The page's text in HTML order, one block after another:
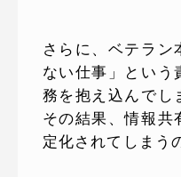
さらに、ベテラン
ない仕事」という
務を抱え込んでし
その結果、情報共
定化されてしまう